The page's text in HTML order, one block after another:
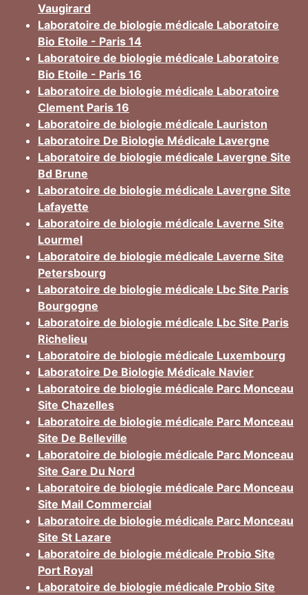
Vaugirard
Laboratoire de biologie médicale Laboratoire
Bio Etoile - Paris 14
Laboratoire de biologie médicale Laboratoire
Bio Etoile - Paris 16
Laboratoire de biologie médicale Laboratoire
Clement Paris 16
Laboratoire de biologie médicale Lauriston
Laboratoire De Biologie Médicale Lavergne
Laboratoire de biologie médicale Lavergne Site
Bd Brune
Laboratoire de biologie médicale Lavergne Site
Lafayette
Laboratoire de biologie médicale Laverne Site
Lourmel
Laboratoire de biologie médicale Laverne Site
Petersbourg
Laboratoire de biologie médicale Lbc Site Paris
Bourgogne
Laboratoire de biologie médicale Lbc Site Paris
Richelieu
Laboratoire de biologie médicale Luxembourg
Laboratoire De Biologie Médicale Navier
Laboratoire de biologie médicale Parc Monceau
Site Chazelles
Laboratoire de biologie médicale Parc Monceau
Site De Belleville
Laboratoire de biologie médicale Parc Monceau
Site Gare Du Nord
Laboratoire de biologie médicale Parc Monceau
Site Mail Commercial
Laboratoire de biologie médicale Parc Monceau
Site St Lazare
Laboratoire de biologie médicale Probio Site
Port Royal
Laboratoire de biologie médicale Probio Site